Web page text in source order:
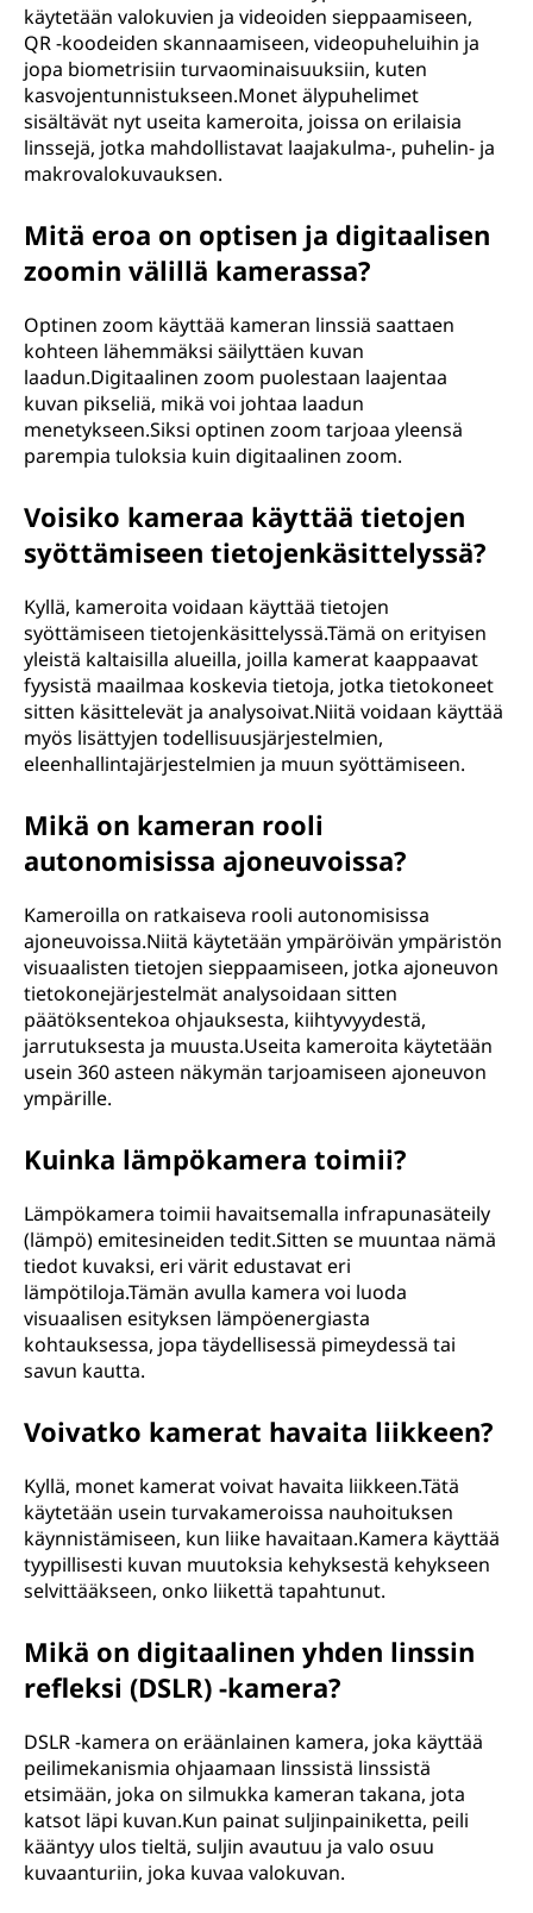
käytetään valokuvien ja videoiden sieppaamiseen,
QR -koodeiden skannaamiseen, videopuheluihin ja
jopa biometrisiin turvaominaisuuksiin, kuten
kasvojentunnistukseen.Monet älypuhelimet
sisältävät nyt useita kameroita, joissa on erilaisia
linssejä, jotka mahdollistavat laajakulma-, puhelin- ja
makrovalokuvauksen.
Mitä eroa on optisen ja digitaalisen
zoomin välillä kamerassa?
Optinen zoom käyttää kameran linssiä saattaen
kohteen lähemmäksi säilyttäen kuvan
laadun.Digitaalinen zoom puolestaan laajentaa
kuvan pikseliä, mikä voi johtaa laadun
menetykseen.Siksi optinen zoom tarjoaa yleensä
parempia tuloksia kuin digitaalinen zoom.
Voisiko kameraa käyttää tietojen
syöttämiseen tietojenkäsittelyssä?
Kyllä, kameroita voidaan käyttää tietojen
syöttämiseen tietojenkäsittelyssä.Tämä on erityisen
yleistä kaltaisilla alueilla, joilla kamerat kaappaavat
fyysistä maailmaa koskevia tietoja, jotka tietokoneet
sitten käsittelevät ja analysoivat.Niitä voidaan käyttää
myös lisättyjen todellisuusjärjestelmien,
eleenhallintajärjestelmien ja muun syöttämiseen.
Mikä on kameran rooli
autonomisissa ajoneuvoissa?
Kameroilla on ratkaiseva rooli autonomisissa
ajoneuvoissa.Niitä käytetään ympäröivän ympäristön
visuaalisten tietojen sieppaamiseen, jotka ajoneuvon
tietokonejärjestelmät analysoidaan sitten
päätöksentekoa ohjauksesta, kiihtyvyydestä,
jarrutuksesta ja muusta.Useita kameroita käytetään
usein 360 asteen näkymän tarjoamiseen ajoneuvon
ympärille.
Kuinka lämpökamera toimii?
Lämpökamera toimii havaitsemalla infrapunasäteily
(lämpö) emitesineiden tedit.Sitten se muuntaa nämä
tiedot kuvaksi, eri värit edustavat eri
lämpötiloja.Tämän avulla kamera voi luoda
visuaalisen esityksen lämpöenergiasta
kohtauksessa, jopa täydellisessä pimeydessä tai
savun kautta.
Voivatko kamerat havaita liikkeen?
Kyllä, monet kamerat voivat havaita liikkeen.Tätä
käytetään usein turvakameroissa nauhoituksen
käynnistämiseen, kun liike havaitaan.Kamera käyttää
tyypillisesti kuvan muutoksia kehyksestä kehykseen
selvittääkseen, onko liikettä tapahtunut.
Mikä on digitaalinen yhden linssin
refleksi (DSLR) -kamera?
DSLR -kamera on eräänlainen kamera, joka käyttää
peilimekanismia ohjaamaan linssistä linssistä
etsimään, joka on silmukka kameran takana, jota
katsot läpi kuvan.Kun painat suljinpainiketta, peili
kääntyy ulos tieltä, suljin avautuu ja valo osuu
kuvaanturiin, joka kuvaa valokuvan.